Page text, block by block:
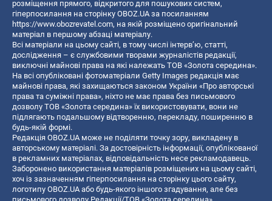
розміщення прямого, відкритого для пошукових систем,
гіперпосилання на сторінку OBOZ.UA за посиланням
https://www.obozrevatel.com, на якій розміщено оригінальний
матеріал в першому абзаці матеріалу.
Всі матеріали на цьому сайті, в тому числі інтерв’ю, статті,
дослідження – є службовими творами журналістів редакції,
виключні майнові права на які належать ТОВ «Золота середина».
На всі опубліковані фотоматеріали Getty Images редакція має
майнові права, які захищаються законом України «Про авторські
права та суміжні права», ніхто не має права без письмового
дозволу ТОВ «Золота середина» їх використовувати, вони не
підлягають подальшому відтворенню, перекладу, поширенню в
будь-якій формі.
Редакція OBOZ.UA може не поділяти точку зору, викладену в
авторському матеріалі. За достовірність інформації, опублікованої
в рекламних матеріалах, відповідальність несе рекламодавець.
Заборонено використання матеріалів розміщених на цьому сайті,
хоч із зазначенням гіперпосилання на сторінку цього сайту,
логотипу OBOZ.UA або будь-якого іншого згадування, але без